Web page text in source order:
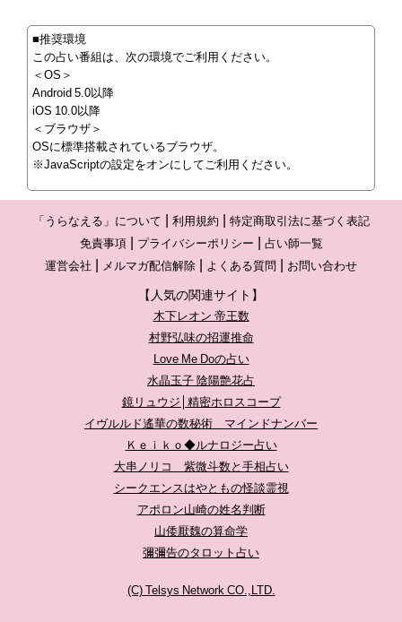
■推奨環境
この占い番組は、次の環境でご利用ください。
＜OS＞
Android 5.0以降
iOS 10.0以降
＜ブラウザ＞
OSに標準搭載されているブラウザ。
※JavaScriptの設定をオンにしてご利用ください。
「うらなえる」について 利用規約
特定商取引法に基づく表記
免責事項
プライバシーポリシー
占い師一覧
運営会社
メルマガ配信解除 よくある質問 お問い合わせ
【人気の関連サイト】
木下レオン 帝王数
村野弘味の招運推命
Love Me Doの占い
水晶玉子 陰陽艶花占
鏡リュウジ│精密ホロスコープ
イヴルルド遙華の数秘術 マインドナンバー
Ｋｅｉｋｏ◆ルナロジー占い
大串ノリコ 紫微斗数と手相占い
シークエンスはやともの怪談霊視
アポロン山崎の姓名判断
山倭厭魏の算命学
彌彌告のタロット占い
(C) Telsys Network CO.,LTD.